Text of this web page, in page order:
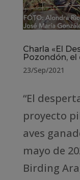
Charla «El
Pozondón, el
23/Sep/2021
“El
proyecto
aves
mayo de
Birding